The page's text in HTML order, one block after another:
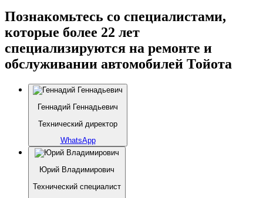
Познакомьтесь со специалистами,
которые более 22 лет
специализируются на ремонте и
обслуживании автомобилей Тойота
Геннадий Геннадьевич
Технический директор
WhatsApp
Юрий Владимирович
Технический специалист